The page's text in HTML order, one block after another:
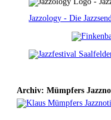
Jazzology - Die
Archiv: Mümpfers